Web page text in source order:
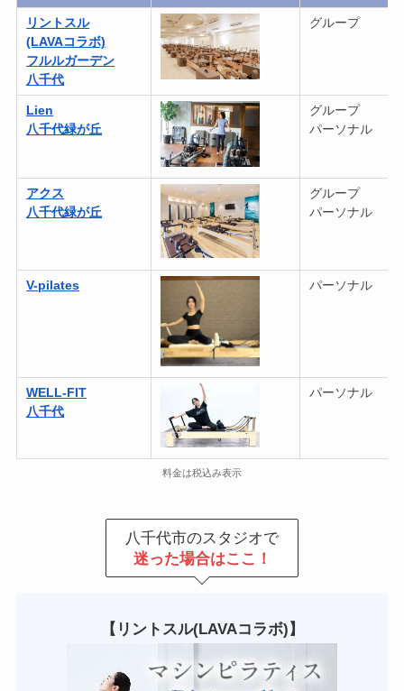
リントスル
(LAVAコラボ)
フルルガーデン
八千代
グループ
Lien
八千代緑が丘
グループ
パーソナル
アクス
八千代緑が丘
グループ
パーソナル
V-pilates パーソナル
WELL- FIT
八千代
パーソナル
料金は税込み表示
八千代市のスタジオで
迷った場合はここ！
【リントスル(LAVAコラボ)】